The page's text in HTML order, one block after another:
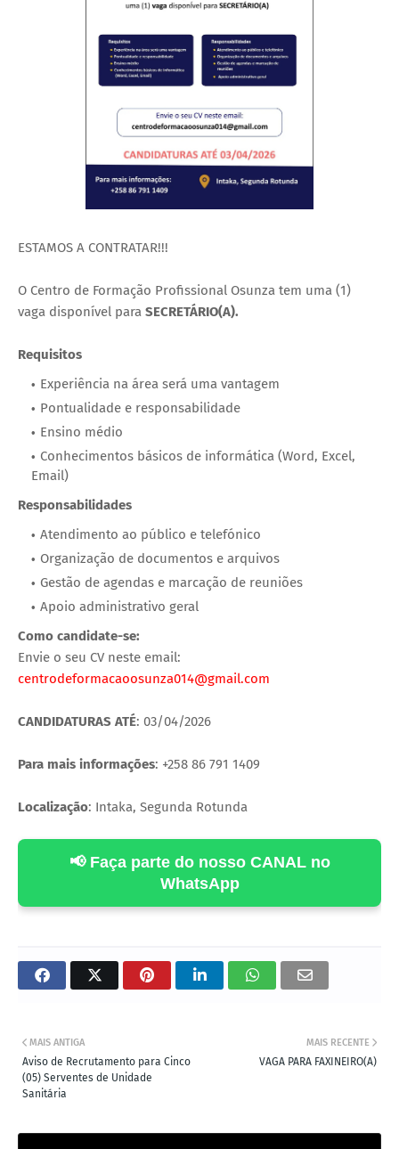
ESTAMOS A CONTRATAR!!!
O Centro de Formação Profissional Osunza tem uma (1)
vaga disponível para SECRETÁRIO(A).
Requisitos
‎Experiência na área será uma vantagem
‎Pontualidade e responsabilidade
‎Ensino médio
‎Conhecimentos básicos de informática (Word, Excel,
Email)
Responsabilidades
‎Atendimento ao público e telefónico
‎Organização de documentos e arquivos
‎Gestão de agendas e marcação de reuniões
‎Apoio administrativo geral
‎Como candidate-se:
Envie o seu CV neste email:
centrodeformacaoosunza014@gmail.com
CANDIDATURAS ATÉ: 03/04/2026
Para mais informações: +258 86 791 1409
Localização: Intaka, Segunda Rotunda
📢 Faça parte do nosso CANAL no
WhatsApp
MAIS RECENTE
VAGA PARA FAXINEIRO(A)
MAIS ANTIGA
Aviso de Recrutamento para Cinco
(05) Serventes de Unidade
Sanitária